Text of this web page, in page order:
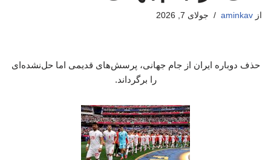
از aminkav جولای 7, 2026
حذف دوباره ایران از جام جهانی، پرسش‌های قدیمی اما حل‌نشده‌ای
را برگرداند.